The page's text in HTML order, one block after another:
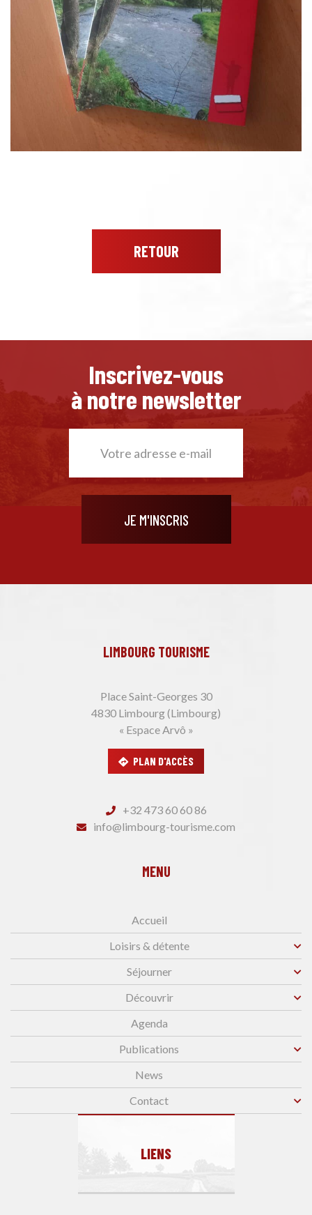
RETOUR
Inscrivez-vous
à notre newsletter
LIMBOURG TOURISME
Place Saint-Georges 30
4830 Limbourg (Limbourg)
« Espace Arvô »
PLAN D'ACCÈS
+32 473 60 60 86
info@limbourg-tourisme.com
MENU
Accueil
Loisirs & détente
Séjourner
Découvrir
Agenda
Publications
News
Contact
LIENS